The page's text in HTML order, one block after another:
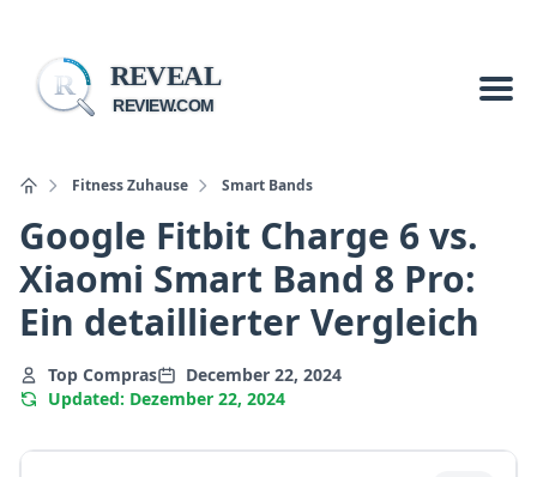
R REVEAL
REVIEW.COM
Fitness Zuhause Smart Bands
Google Fitbit Charge 6 vs.
Xiaomi Smart Band 8 Pro:
Ein detaillierter Vergleich
Top Compras
December 22, 2024
Updated: Dezember 22, 2024